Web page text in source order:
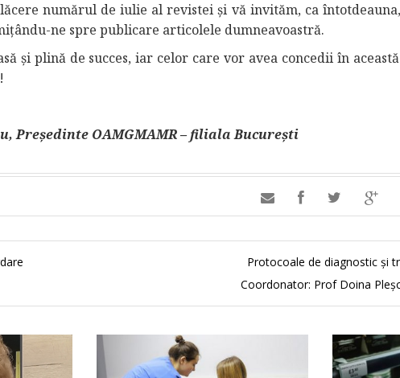
numărul de iulie al revistei şi vă invităm, ca
ne spre publicare articolele dumneavoastră.
și plină de succes, iar celor care vor avea concedii în
Președinte OAMGMAMR – filiala București
Protocoale de diagnostic și
Coordonator: Prof Doina